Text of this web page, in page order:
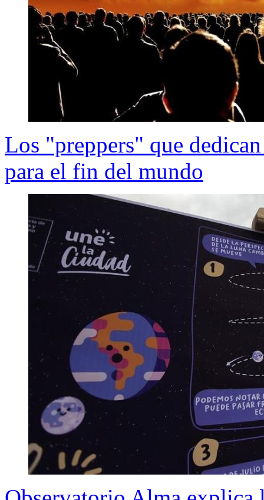
Los "preppers" que
para el fin del mundo